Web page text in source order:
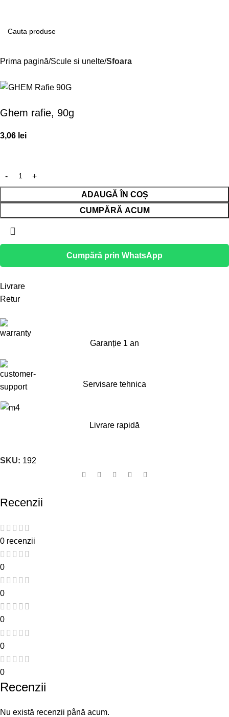
Prima pagină Scule si unelte Sfoara
Ghem rafie, 90g
3,06 lei
ADAUGĂ ÎN COȘ
CUMPĂRĂ ACUM
Cumpără prin WhatsApp
Livrare
Retur
Garanție 1 an
Servisare tehnica
Livrare rapidă
SKU: 192
Recenzii
0 recenzii
0
0
0
0
0
Recenzii
Nu există recenzii până acum.